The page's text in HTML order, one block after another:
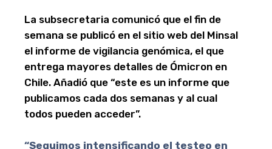
La subsecretaria comunicó que el fin de
semana se publicó en el sitio web del Minsal
el informe de vigilancia genómica, el que
entrega mayores detalles de Ómicron en
Chile. Añadió que “este es un informe que
publicamos cada dos semanas y al cual
todos pueden acceder”.
“Seguimos intensificando el testeo en